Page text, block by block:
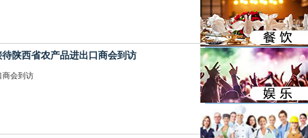
待陕西省农产品进出口商会到访
商会到访